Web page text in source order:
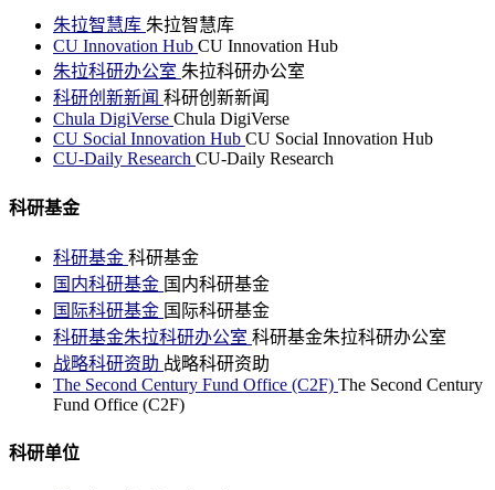
朱拉智慧库 朱拉智慧库
CU Innovation Hub CU Innovation Hub
朱拉科研办公室 朱拉科研办公室
科研创新新闻 科研创新新闻
Chula DigiVerse Chula DigiVerse
CU Social Innovation Hub CU Social Innovation Hub
CU-Daily Research CU-Daily Research
科研基金
科研基金 科研基金
国内科研基金 国内科研基金
国际科研基金 国际科研基金
科研基金朱拉科研办公室 科研基金朱拉科研办公室
战略科研资助 战略科研资助
The Second Century Fund Office (C2F) The Second Century
Fund Office (C2F)
科研单位